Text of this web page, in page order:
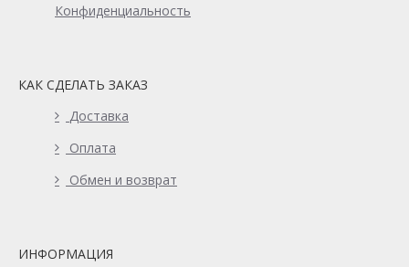
Конфиденциальность
КАК СДЕЛАТЬ ЗАКАЗ
Доставка
Оплата
Обмен и возврат
ИНФОРМАЦИЯ